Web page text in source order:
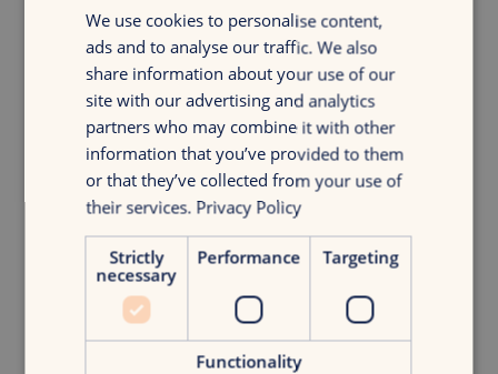
u003ch4u003eDiscover your
growthu003c/h4u003ernGet insight in
your digital marketing with a discovery
growth scanrnrnu003ca
class=u0022button-oneu0022
href=u0022#u0026quot;u0022u003eFre
e growth scanu003c/au003e
We use cookies to personalise content,
ads and to analyse our traffic. We also
share information about your use of our
site with our advertising and analytics
partners who may combine it with other
information that you’ve provided to them
or that they’ve collected from your use of
their services. Privacy Policy
Strictly
necessary
Performance Targeting
Functionality